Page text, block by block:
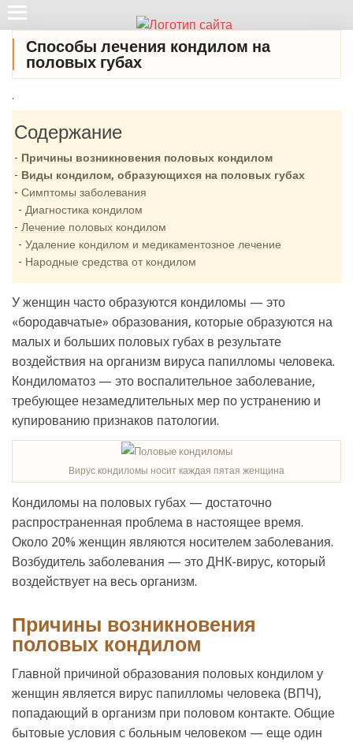
Способы лечения кондилом на
половых губах
.
Содержание
Причины возникновения половых кондилом
Виды кондилом, образующихся на половых губах
Симптомы заболевания
Диагностика кондилом
Лечение половых кондилом
Удаление кондилом и медикаментозное лечение
Народные средства от кондилом
У женщин часто образуются кондиломы — это
«бородавчатые» образования, которые образуются на
малых и больших половых губах в результате
воздействия на организм вируса папилломы человека.
Кондиломатоз — это воспалительное заболевание,
требующее незамедлительных мер по устранению и
купированию признаков патологии.
Вирус кондиломы носит каждая пятая женщина
Кондиломы на половых губах — достаточно
распространенная проблема в настоящее время.
Около 20% женщин являются носителем заболевания.
Возбудитель заболевания — это ДНК-вирус, который
воздействует на весь организм.
Причины возникновения
половых кондилом
Главной причиной образования половых кондилом у
женщин является вирус папилломы человека (ВПЧ),
попадающий в организм при половом контакте. Общие
бытовые условия с больным человеком — еще один